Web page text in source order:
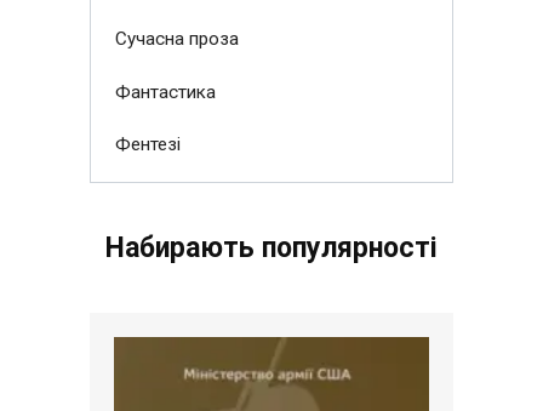
Сучасна проза
Фантастика
Фентезі
Набирають популярності